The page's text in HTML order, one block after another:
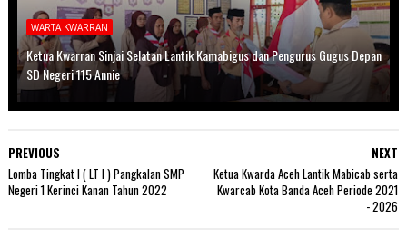
WARTA KWARRAN
Ketua Kwarran Sinjai Selatan Lantik Kamabigus dan Pengurus Gugus Depan
SD Negeri 115 Annie
NEXT
Ketua Kwarda Aceh Lantik Mabicab serta
Kwarcab Kota Banda Aceh Periode 2021
- 2026
PREVIOUS
Lomba Tingkat I ( LT I ) Pangkalan SMP
Negeri 1 Kerinci Kanan Tahun 2022